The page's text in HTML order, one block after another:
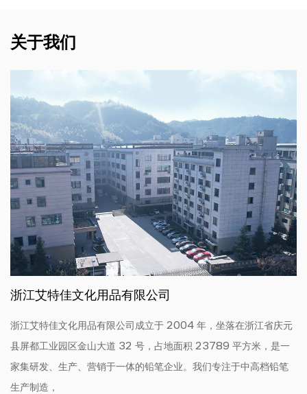
关于我们
浙江艾特佳文化用品有限公司
浙江艾特佳文化用品有限公司成立于 2004 年，坐落在浙江省庆元
县屏都工业园区金山大道 32 号，占地面积 23789 平方米，是一
家集研发、生产、营销于一体的铅笔企业。我们专注于中高档铅笔
生产制造，